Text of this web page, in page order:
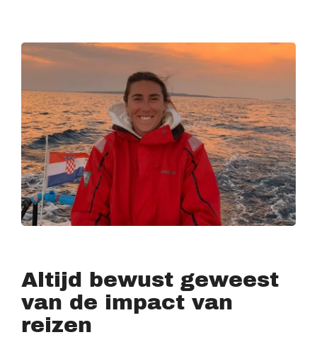
Altijd bewust geweest
van de impact van
reizen